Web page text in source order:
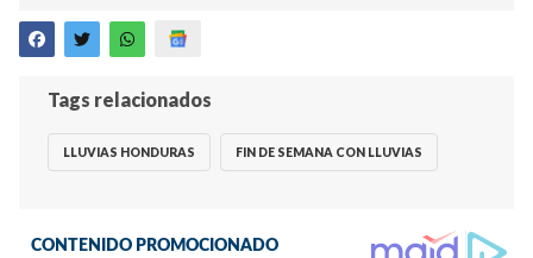
Tags relacionados
LLUVIAS HONDURAS FIN DE SEMANA CON LLUVIAS